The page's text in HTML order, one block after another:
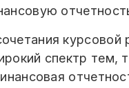
спектр тем,